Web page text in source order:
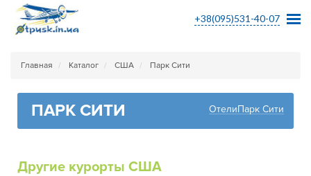
+38(095)531-40-07
Главная Каталог США Парк Сити
ПАРК СИТИ ОтелиПарк Сити
Другие курорты США